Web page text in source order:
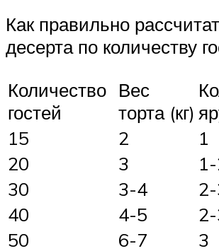
Как правильно
десерта по количеству
Количество
гостей
Вес
торта (кг)
15
2
1
20
3
30
3-4
40
4-5
50
6-7
3